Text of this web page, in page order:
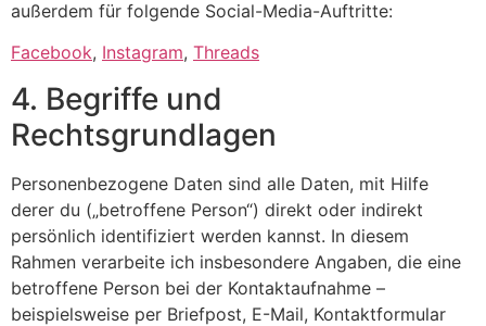
außerdem für folgende Social-Media-Auftritte:
Facebook, Instagram, Threads
4. Begriffe und
Rechtsgrundlagen
Personenbezogene Daten sind alle Daten, mit Hilfe
derer du („betroffene Person“) direkt oder indirekt
persönlich identifiziert werden kannst. In diesem
Rahmen verarbeite ich insbesondere Angaben, die eine
betroffene Person bei der Kontaktaufnahme –
beispielsweise per Briefpost, E-Mail, Kontaktformular